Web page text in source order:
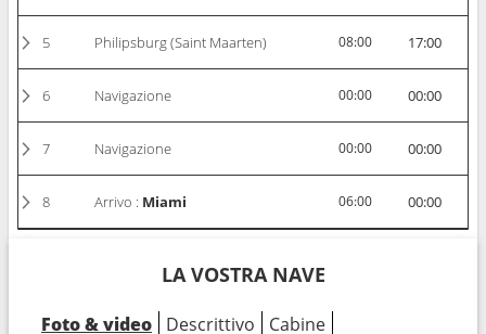
5 Philipsburg (Saint Maarten) 08:00 17:00
6 Navigazione 00:00 00:00
7 Navigazione 00:00 00:00
8 Arrivo : Miami 06:00 00:00
LA VOSTRA NAVE
Foto & video Descrittivo Cabine